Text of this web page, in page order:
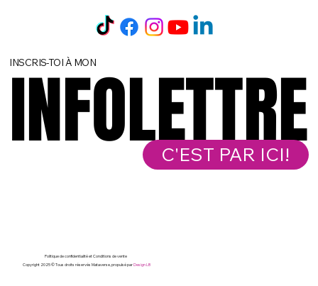
INSCRIS-TOI À MON
INFOLETTRE
INFOLETTRE
C'EST PAR ICI!
Politique de confidentialité etConditions de vente
Copyright 2025 © Tous droits réservés Mataverse, propulsé par Design LB